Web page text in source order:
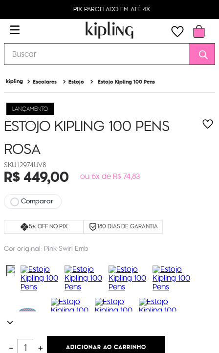
PIX PARCELADO EM ATÉ 4X
Buscar
Escolares Estojo Estojo Kipling 100 Pens
LANÇAMENTO
ESTOJO KIPLING 100 PENS
ROSA
I2974UV8
R$449,00 ou 6x de R$ 74,83
Comparar
5% OFF NO PIX 180 DIAS DE GARANTIA
Cor original: Pink Swirl Emb
＋
－ ADICIONAR AO CARRINHO